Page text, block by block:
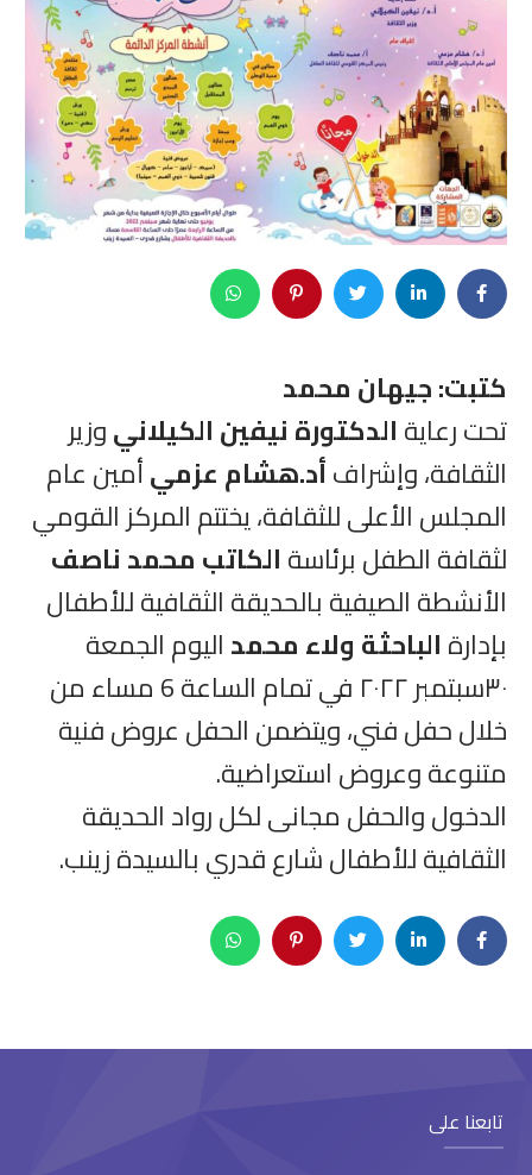
كتبت: جيهان محمد
تحت رعايةالدكتورة نيفين الكيلانيوزير
الثقافة، وإشرافأد.هشام عزميأمين عام
المجلس الأعلى للثقافة، يختتم المركز القومي
لثقافة الطفل برئاسةالكاتب محمد ناصف
الأنشطة الصيفية بالحديقة الثقافية للأطفال
بإدارةالباحثة ولاء محمداليوم الجمعة
٣٠سبتمبر ٢٠٢٢ في تمام الساعة 6 مساء من
خلال حفل فني، ويتضمن الحفل عروض فنية
متنوعة وعروض استعراضية.
الدخول والحفل مجانى لكل رواد الحديقة
الثقافية للأطفال شارع قدري بالسيدة زينب.
تابعنا على